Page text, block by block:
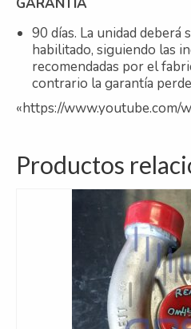
90 días. La unidad
habilitado, siguiendo las
recomendadas por el
contrario la garantía
«https://www.youtube.com/
Productos